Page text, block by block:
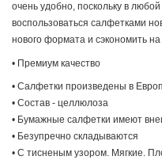
очень удобно, поскольку в
воспользоваться салфетками
нового формата и сэкономить на
• Премиум качество
• Салфетки произведены в
• Состав - целлюлоза
• Бумажные салфетки имеют
• Безупречно складываются
• С тисненым узором. Мягкие.